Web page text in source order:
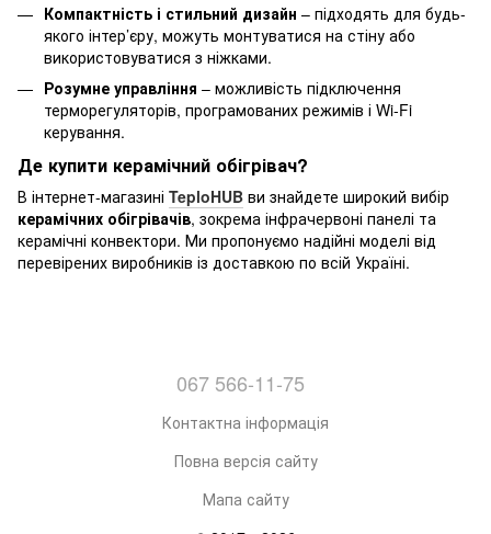
Компактність і стильний дизайн – підходять для будь-
якого інтер’єру, можуть монтуватися на стіну або
використовуватися з ніжками.
Розумне управління – можливість підключення
терморегуляторів, програмованих режимів і Wi-Fi
керування.
Де купити керамічний обігрівач?
В інтернет-магазині TeploHUB ви знайдете широкий вибір
керамічних обігрівачів, зокрема інфрачервоні панелі та
керамічні конвектори. Ми пропонуємо надійні моделі від
перевірених виробників із доставкою по всій Україні.
067 566-11-75
Контактна інформація
Повна версія сайту
Мапа сайту